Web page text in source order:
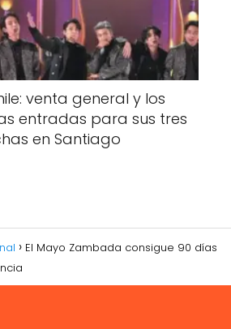
venta general y los
entradas para sus tres
en Santiago
El Mayo Zambada consigue 90 días